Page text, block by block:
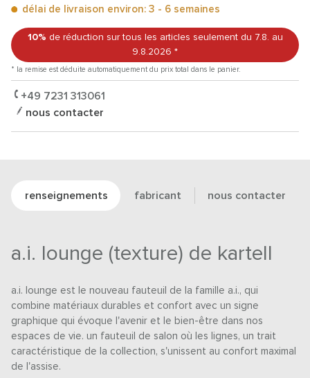
délai de livraison environ: 3 - 6 semaines
10% de réduction sur tous les articles seulement du 7.8. au
9.8.2026 *
* la remise est déduite automatiquement du prix total dans le panier.
+49 7231 313061
nous contacter
renseignements fabricant nous contacter
a.i. lounge (texture) de kartell
a.i. lounge est le nouveau fauteuil de la famille a.i., qui
combine matériaux durables et confort avec un signe
graphique qui évoque l'avenir et le bien-être dans nos
espaces de vie. un fauteuil de salon où les lignes, un trait
caractéristique de la collection, s'unissent au confort maximal
de l'assise.